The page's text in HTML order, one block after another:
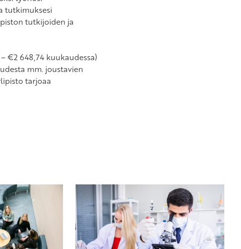
tutkimuksesi
tutkijoiden ja
€2 648,74 kuukaudessa)
mm. joustavien
tarjoaa